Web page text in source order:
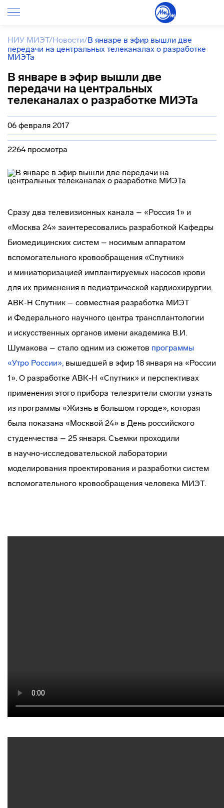
НИУ МИЭТ/Новости/В январе в эфир вышли две
передачи на центральных телеканалах о разработке
МИЭТа
В январе в эфир вышли две
передачи на центральных
телеканалах о разработке МИЭТа
06 февраля 2017
2264 просмотра
Сразу два телевизионных канала – «Россия 1» и
«Москва 24» заинтересовались разработкой Кафедры
Биомедицинских систем – носимым аппаратом
вспомогательного кровообращения «Спутник»
и миниатюризацией имплантируемых насосов крови
для их применения в педиатрической кардиохирургии.
АВК-Н Спутник – совместная разработка МИЭТ
и Федерального научного центра трансплантологии
и искусственных органов имени академика В.И.
Шумакова – стало одним из сюжетов программы
«Утро России», вышедшей в эфир 18 января на «России
1». О разработке АВК-Н «Спутник» и перспективах
применения этого прибора телезрители смогли узнать
из программы «Жизнь в большом городе», которая
была показана «Москвой 24» в День российского
студенчества – 25 января. Съемки проходили
в научно-исследовательской лаборатории
моделирования проектирования и разработки систем
вспомогательного кровообращения человека МИЭТ.